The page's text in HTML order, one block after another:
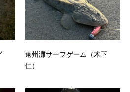
遠州灘サーフゲーム（木下
仁）